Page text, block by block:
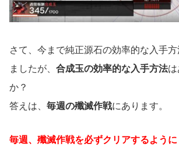
さて、今まで純正源石の効率的な入手
ましたが、 合成玉の効率的な入手方法は
か？
答えは、 毎週の殲滅作戦にあります。
毎週、殲滅作戦を必ずクリアするように